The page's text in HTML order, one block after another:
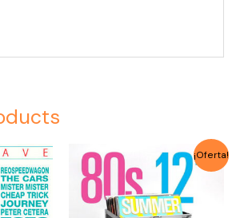
¡Oferta!
Original
price
was:
$4.000.
Current
price
$3.500.